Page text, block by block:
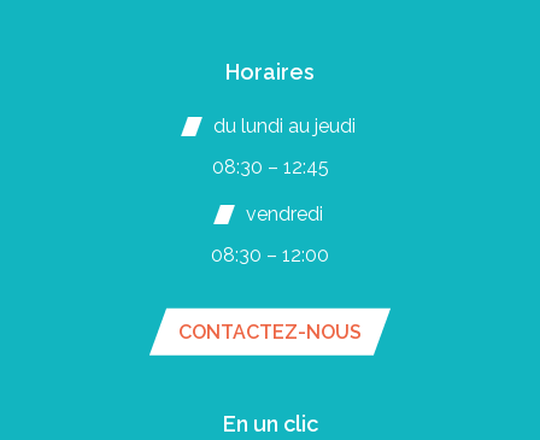
Horaires
du lundi au jeudi
08:30 – 12:45
vendredi
08:30 – 12:00
CONTACTEZ-NOUS
En un clic